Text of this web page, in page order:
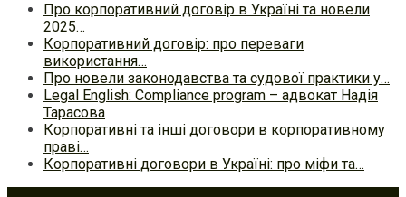
Про корпоративний договір в Україні та новели
2025…
Корпоративний договір: про переваги
використання…
Про новели законодавства та судової практики у…
Legal English: Compliance program – адвокат Надія
Тарасова
Корпоративні та інші договори в корпоративному
праві…
Корпоративні договори в Україні: про міфи та…